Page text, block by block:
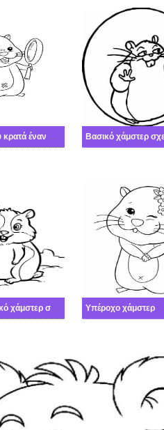
Χάμστερ που κρατά έναν καθρέφτη Βασικό χάμστερ
Διασκεδαστικό χάμστερ σχεδίασης Υπέροχο χάμστερ